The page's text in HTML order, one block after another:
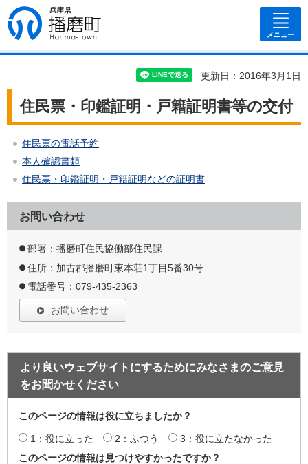
兵庫県 播磨
町
メニュー
更新日：2016年3月1日
住民票・印鑑証明・戸籍証明書等の交付
住民票の電話予約
本人確認書類
住民票・印鑑証明・戸籍証明などの証明書
お問い合わせ
部署：播磨町住民協働部住民課
住所：加古郡播磨町東本荘1丁目5番30号
電話番号：079-435-2363
お問い合わせ
より良いウェブサイトにするためにみなさまのご意見
をお聞かせください
このページの情報は役に立ちましたか？
1：役に立った 2：ふつう
3：役に立たなかった
このページの情報は見つけやすかったですか？